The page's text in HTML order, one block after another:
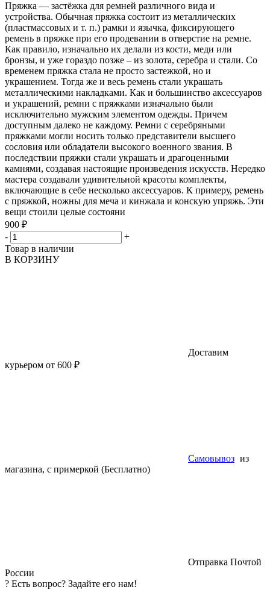
Пряжка — застёжка для ремней различного вида и
устройства. Обычная пряжка состоит из металлических
(пластмассовых и т. п.) рамки и язычка, фиксирующего
ремень в пряжке при его продевании в отверстие на ремне.
Как правило, изначально их делали из кости, меди или
бронзы, и уже гораздо позже – из золота, серебра и стали. Со
временем пряжка стала не просто застежкой, но и
украшением. Тогда же и весь ремень стали украшать
металлическими накладками. Как и большинство аксессуаров
и украшений, ремни с пряжками изначально были
исключительно мужским элементом одежды. Причем
доступным далеко не каждому. Ремни с серебряными
пряжками могли носить только представители высшего
сословия или обладатели высокого военного звания. В
последствии пряжки стали украшать и драгоценными
камнями, создавая настоящие произведения искусств. Нередко
мастера создавали удивительной красоты комплекты,
включающие в себе несколько аксессуаров. К примеру, ремень
с пряжкой, ножны для меча и кинжала и конскую упряжь. Эти
вещи стоили целые состояни
900 ₽
-
+
Товар в наличии
В КОРЗИНУ
Доставим
курьером от 600 ₽
Самовывоз из
магазина, с примеркой (Бесплатно)
Отправка Почтой
России
? Есть вопрос? Задайте его нам!